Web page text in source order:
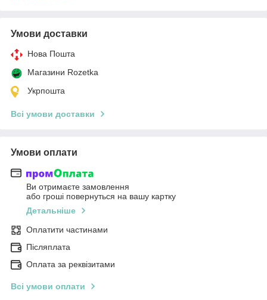
Умови доставки
Нова Пошта
Магазини Rozetka
Укрпошта
Всі умови доставки
Умови оплати
Ви отримаєте замовлення
або гроші повернуться на вашу картку
Детальніше
Оплатити частинами
Післяплата
Оплата за реквізитами
Всі умови оплати